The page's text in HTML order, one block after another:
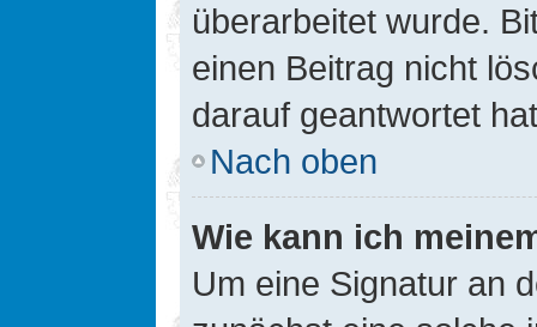
überarbeitet wurde.
einen Beitrag nicht
darauf geantwortet
Nach oben
Wie kann ich
Um eine Signatur an